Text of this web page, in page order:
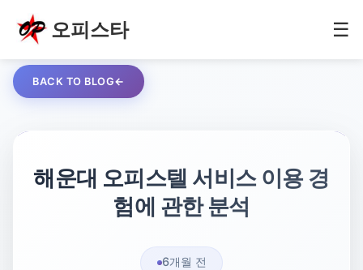
오피스타 ☰
BACK TO BLOG
해운대 오피스텔 서비스 이용 경
험에 관한 분석
6개월 전